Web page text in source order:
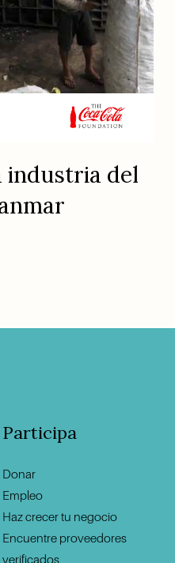
industria del
Participa
Donar‍                                    ‍
Empleo
Haz crecer tu negocio
Encuentre proveedores
verificados